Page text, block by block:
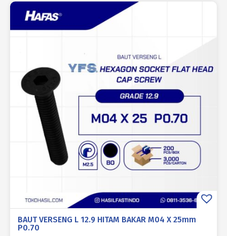
BAUT VERSENG L 12.9 HITAM BAKAR M04 X 25mm
P0.70